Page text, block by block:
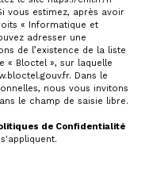
vous estimez, après avoir
« Informatique et
adresser une
de l’existence de la liste
« Bloctel », sur laquelle
. Dans le
nous vous invitons
le champ de saisie libre.
de Confidentialité